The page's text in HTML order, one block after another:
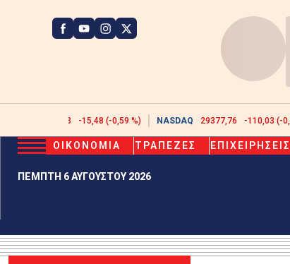
2608,43 -15,48 (-0,59 %) NASDAQ 29377,76 -110,03 (-
ΠΕΜΠΤΗ 6 ΑΥΓΟΥΣΤΟΥ 2026
ΟΙΚΟΝΟΜΙΑ ΤΡΑΠΕΖΕΣ ΕΠΙΧΕΙΡΗΣΕΙΣ